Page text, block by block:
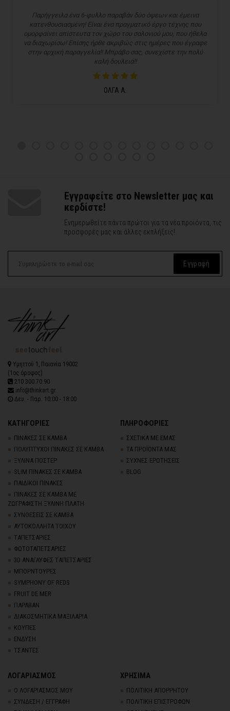
Παρήγγειλα ένα 6-φυλλο παραβάν δύο όψεων και έμεινα
κατενθουσιασμένη! Είναι ένα πραγματικό έργο τέχνης που
ομορφαίνει απίστευτα τον χώρο του σαλονιού μου, που ήθελα
να διαχωρίσω! Επίσης ήρθε ακριβώς στις ημέρες που έγραφε
στην αρχική παραγγελία!! Μπράβο σας, συνεχίστε την πολύ
καλή δουλειά!!
ΟΛΓΑ Α.
Εγγραφείτε στο Newsletter μας και
κερδίστε!
Ενημερωθείτε πάντα πρώτοι για τα νέα προϊόντα, τις
προσφορές μας και άλλες εκπλήξεις!
Εγγραφή
Υμηττού 1, Παιανία 19002
(1ος όροφος)
210.300.70.90
info@thinkart.gr
Δευ. - Παρ. 10:00 - 18:00
ΚΑΤΗΓΟΡΙΕΣ
ΠΙΝΑΚΕΣ ΣΕ ΚΑΜΒΑ
ΠΟΛΥΠΤΥΧΟΙ ΠΙΝΑΚΕΣ ΣΕ ΚΑΜΒΑ
ΞΥΛΙΝΑ ΠΟΣΤΕΡ
SLIM ΠΙΝΑΚΕΣ ΣΕ ΚΑΜΒΑ
ΠΑΙΔΙΚΟΙ ΠΙΝΑΚΕΣ
ΠΙΝΑΚΕΣ ΣΕ ΚΑΜΒΑ ΜΕ
ΖΩΓΡΑΦΙΣΤΗ ΞΥΛΙΝΗ ΠΛΑΤΗ
ΣΥΝΘΕΣΕΙΣ ΣΕ ΚΑΜΒΑ
ΑΥΤΟΚΟΛΛΗΤΑ ΤΟΙΧΟΥ
TΑΠΕΤΣΑΡΙΕΣ
ΦΩΤΟΤΑΠΕΤΣΑΡΙΕΣ
3D AΝΑΓΛΥΦΕΣ TΑΠΕΤΣΑΡΙΕΣ
ΜΠΟΡΝΤΟΥΡΕΣ
SYMPHONY OF REDS
FRUIT DE MER
ΠΑΡΑΒΑΝ
ΔΙΑΚΟΣΜΗΤΙΚΑ ΜΑΞΙΛΑΡΙΑ
ΚΟΥΠΕΣ
ΕΝΔΥΣΗ
ΤΣΑΝΤΕΣ
ΠΛΗΡΟΦΟΡΙΕΣ
ΣΧΕΤΙΚΑ ΜΕ ΕΜΑΣ
ΤΑ ΠΡΟΪΟΝΤΑ ΜΑΣ
ΣΥΧΝΕΣ ΕΡΩΤΗΣΕΙΣ
BLOG
ΛΟΓΑΡΙΑΣΜΟΣ
Ο ΛΟΓΑΡΙΑΣΜΟΣ ΜΟΥ
ΣΥΝΔΕΣΗ / ΕΓΓΡΑΦΗ
ΧΡΗΣΙΜΑ
ΠΟΛΙΤΙΚΗ ΑΠΟΡΡΗΤΟΥ
ΠΟΛΙΤΙΚΗ ΕΠΙΣΤΡΟΦΩΝ